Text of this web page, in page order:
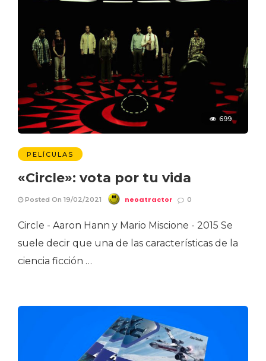
699
PELÍCULAS
«Circle»: vota por tu vida
Posted On 19/02/2021 neoatractor 0
Circle - Aaron Hann y Mario Miscione - 2015 Se
suele decir que una de las características de la
ciencia ficción …